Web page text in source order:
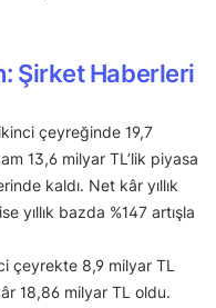
Şirket Haberleri
ikinci çeyreğinde 19,7
13,6 milyar TL’lik piyasa
kaldı. Net kâr yıllık
yıllık bazda %147 artışla
çeyrekte 8,9 milyar TL
18,86 milyar TL oldu.